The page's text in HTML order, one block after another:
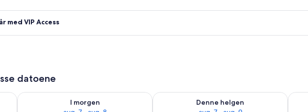
med VIP Access
datoene
6 - aug. 7
I morgen
Sjekk tilgjengelighet for i morgen, aug. 7 - aug. 8
Denne helgen
Sjekk tilgjengelighet for denne helgen, aug.